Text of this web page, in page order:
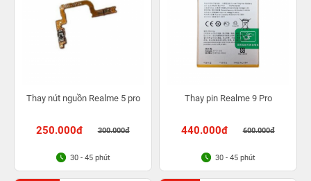
Thay nút nguồn Realme 5 pro
250.000đ 300.000đ
30 - 45 phút
Thay pin Realme 9 Pro
440.000đ 600.000đ
30 - 45 phút